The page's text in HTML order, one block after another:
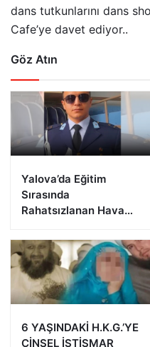
dans tutkunlarını dans
Cafe’ye davet ediyor..
Göz Atın
Yalova’da Eğitim
Sırasında
Rahatsızlanan Hava
Veli Bilgin Şehit Oldu
6 YAŞINDAKİ H.K.G.’YE
CİNSEL İSTİSMAR